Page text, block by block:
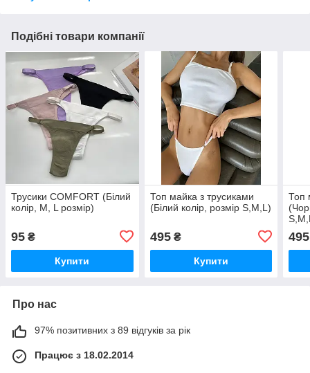
Подібні товари компанії
Трусики COMFORT (Білий
колір, М, L розмір)
95 ₴
Купити
Топ майка з трусиками
(Білий колір, розмір S,M,L)
495₴
Купити
Топ
495
Про нас
97% позитивних з 89 відгуків за рік
Працює з 18.02.2014